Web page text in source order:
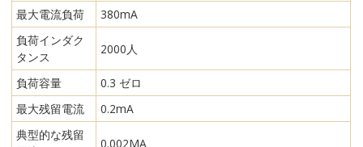
最大電流負荷
380mA
負荷インダク
タンス
2000人
負荷容量
0.3 ゼロ
最大残留電流
0.2mA
典型的な残留
0.002MA